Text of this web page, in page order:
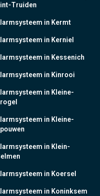
Truiden
in Kermt
in Kerniel
in Kessenich
in Kinrooi
in Kleine-
in Kleine-
in Klein-
in Koersel
in Koninksem